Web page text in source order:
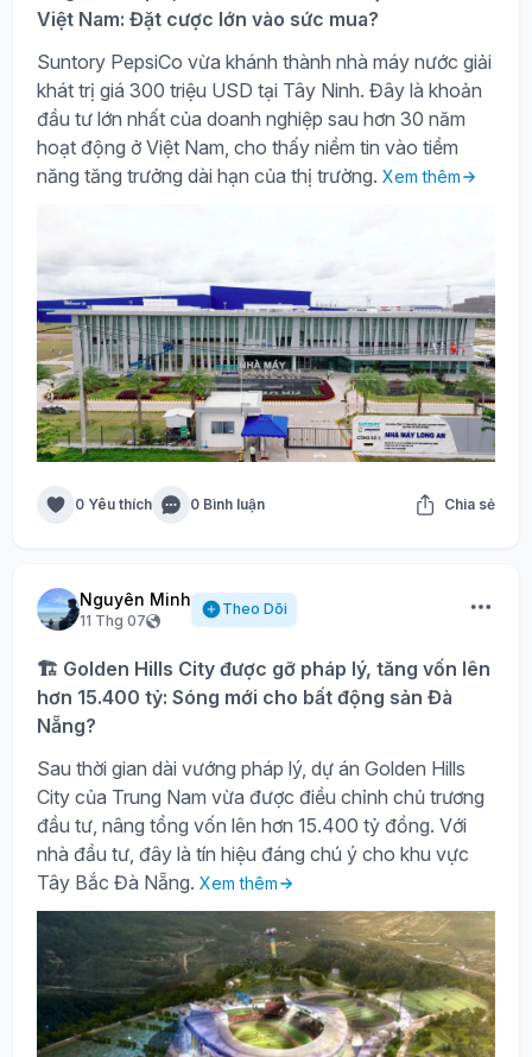
Việt Nam: Đặt cược lớn vào sức mua?
Suntory PepsiCo vừa khánh thành nhà máy nước giải
khát trị giá 300 triệu USD tại Tây Ninh. Đây là khoản
đầu tư lớn nhất của doanh nghiệp sau hơn 30 năm
hoạt động ở Việt Nam, cho thấy niềm tin vào tiềm
năng tăng trưởng dài hạn của thị trường. Xem thêm
0 Yêu thích 0 Bình luận Chia sẻ
Nguyên Minh
11 Thg 07
Theo Dõi
🏗️ Golden Hills City được gỡ pháp lý, tăng vốn lên
hơn 15.400 tỷ: Sóng mới cho bất động sản Đà
Nẵng?
Sau thời gian dài vướng pháp lý, dự án Golden Hills
City của Trung Nam vừa được điều chỉnh chủ trương
đầu tư, nâng tổng vốn lên hơn 15.400 tỷ đồng. Với
nhà đầu tư, đây là tín hiệu đáng chú ý cho khu vực
Tây Bắc Đà Nẵng. Xem thêm